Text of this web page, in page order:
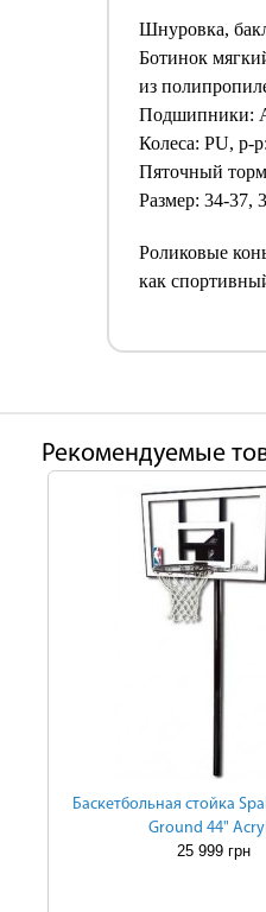
Шнуровка,
Ботинок
из
Подшипники:
Колеса: PU, р-
Пяточный
Размер: 34-37,
Роликовые
как
Рекомендуемые
Баскетбольная стойка
Ground 44"
25 999 грн